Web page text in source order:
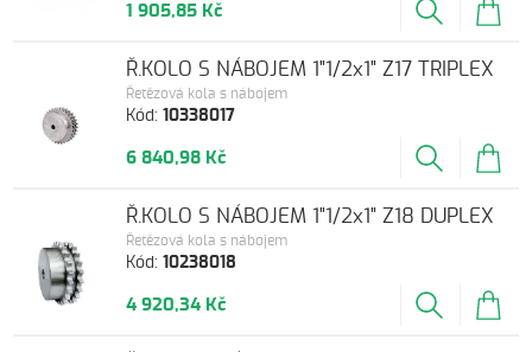
1 905,85 Kč
Kód:10338017
Řetězová kola s nábojem
Ř.KOLO S NÁBOJEM 1"1/2x1" Z17 TRIPLEX
6 840,98 Kč
Kód:10238018
Řetězová kola s nábojem
Ř.KOLO S NÁBOJEM 1"1/2x1" Z18 DUPLEX
4 920,34 Kč